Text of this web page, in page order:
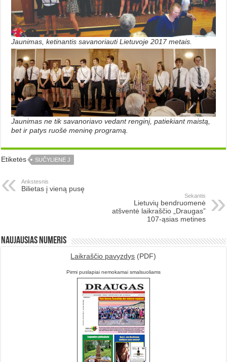
Jaunimas, ketinantis savanoriauti Lietuvoje 2017 metais.
Jaunimas ne tik savanoriavo vedant renginį, patiekiant maistą,
bet ir patys ruošė meninę programą.
Etiketės SUČYLIENĖ J
Ankstesnis
Bilietas į vieną pusę
Sekantis
Lietuvių bendruomenė
atšventė laikraščio „Draugas”
107-ąsias metines
Naujausias numeris
Laikraščio pavyzdys (PDF)
Pirmi puslapiai nemokamai smalsuoliams